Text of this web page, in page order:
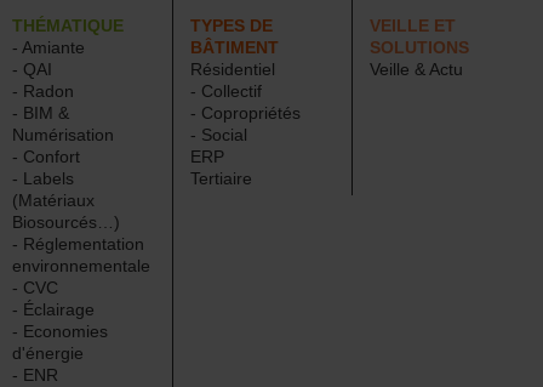
THÉMATIQUE
- Amiante
- QAI
- Radon
- BIM &
Numérisation
- Confort
- Labels
(Matériaux
Biosourcés…)
- Réglementation
environnementale
- CVC
- Éclairage
- Economies
d'énergie
- ENR
TYPES DE
BÂTIMENT
Résidentiel
- Collectif
- Copropriétés
- Social
ERP
Tertiaire
VEILLE ET
SOLUTIONS
Veille & Actu